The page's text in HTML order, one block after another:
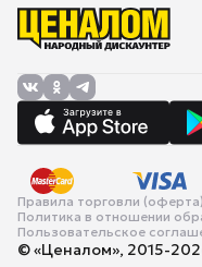
Правила торговли (оферта)
Политика в отношении
Пользовательское
© «Ценалом», 2015-